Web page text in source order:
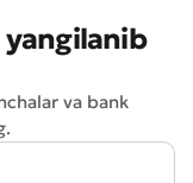
va bank